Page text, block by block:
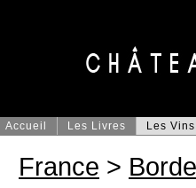
Accueil Les Livres Les Vins
France >